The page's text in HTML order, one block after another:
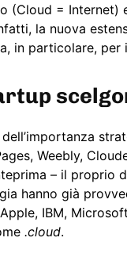
(Cloud =
la nuova
in particolare, per
Weebly,
– il proprio
hanno già
IBM,
.cloud.